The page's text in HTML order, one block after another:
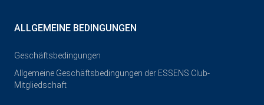
ALLGEMEINE BEDINGUNGEN
Geschäftsbedingungen
Allgemeine Geschäftsbedingungen der ESSENS Club-
Mitgliedschaft